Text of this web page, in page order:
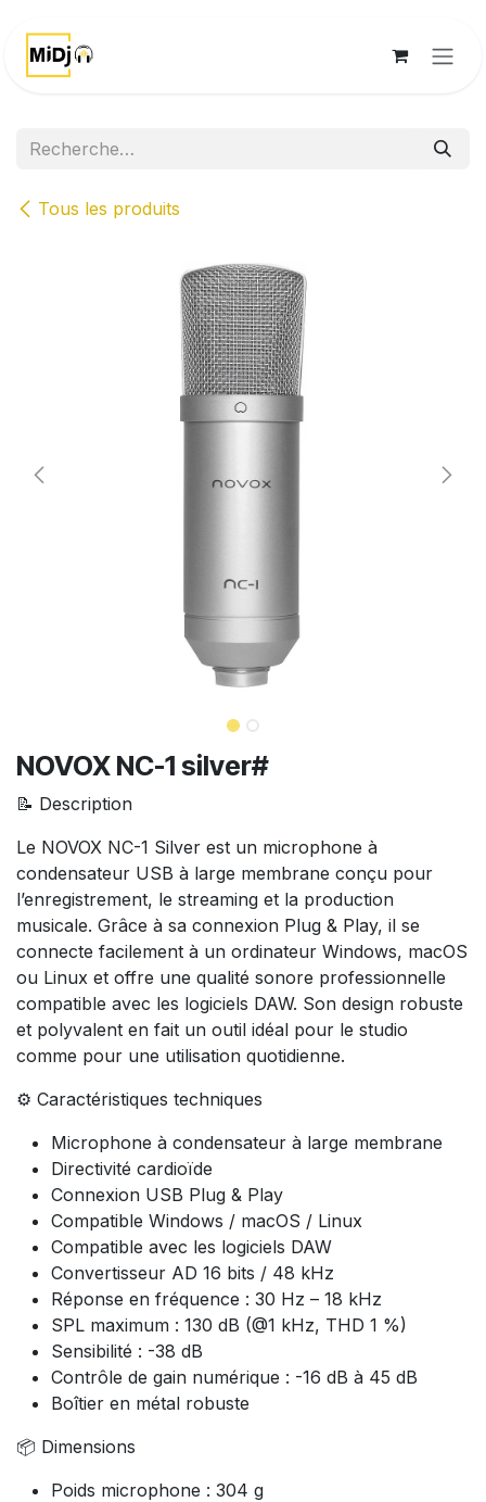
Tous les produits
NOVOX NC-1 silver#
📝 Description
Le NOVOX NC-1 Silver est un microphone à
condensateur USB à large membrane conçu pour
l’enregistrement, le streaming et la production
musicale. Grâce à sa connexion Plug & Play, il se
connecte facilement à un ordinateur Windows, macOS
ou Linux et offre une qualité sonore professionnelle
compatible avec les logiciels DAW. Son design robuste
et polyvalent en fait un outil idéal pour le studio
comme pour une utilisation quotidienne.
⚙️ Caractéristiques techniques
Microphone à condensateur à large membrane
Directivité cardioïde
Connexion USB Plug & Play
Compatible Windows / macOS / Linux
Compatible avec les logiciels DAW
Convertisseur AD 16 bits / 48 kHz
Réponse en fréquence : 30 Hz – 18 kHz
SPL maximum : 130 dB (@1 kHz, THD 1 %)
Sensibilité : -38 dB
Contrôle de gain numérique : -16 dB à 45 dB
Boîtier en métal robuste
📦 Dimensions
Poids microphone : 304 g